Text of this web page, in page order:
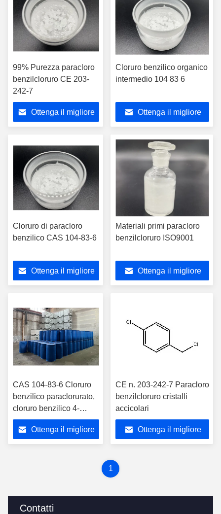
Contatti
99% Purezza paracloro
benzilcloruro CE 203-
242-7
Ottenga il migliore
Cloruro benzilico organico
intermedio 104 83 6
Ottenga il migliore
Cloruro di paracloro
benzilico CAS 104-83-6
Ottenga il migliore
Materiali primi paracloro
benzilcloruro ISO9001
Ottenga il migliore
CAS 104-83-6 Cloruro
benzilico paraclorurato,
cloruro benzilico 4-
clorurato
Ottenga il migliore
CE n. 203-242-7 Paracloro
benzilcloruro cristalli
accicolari
Ottenga il migliore
1